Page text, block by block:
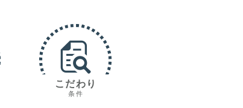
こだわり
条件